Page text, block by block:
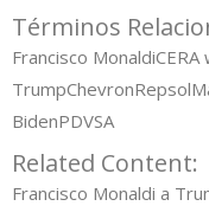
Términos
Francisco MonaldiCERA
TrumpChevronRepsol
BidenPDVSA
Related Content:
Francisco Monaldi a